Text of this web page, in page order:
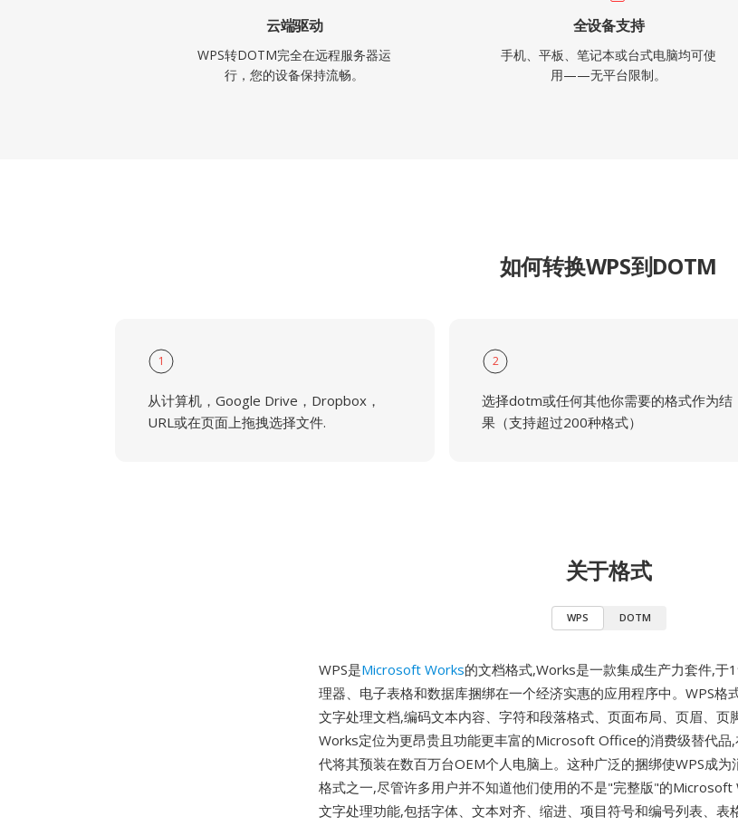
云端驱动
WPS转DOTM完全在远程服务器运
行，您的设备保持流畅。
全设备支持
手机、平板、笔记本或台式电脑均可使
用——无平台限制。
如何转换WPS到DOTM
1
从计算机，Google Drive，Dropbox，
URL或在页面上拖拽选择文件.
2
选择dotm或任何其他你需要的格式作为结
果（支持超过200种格式）
关于格式
WPS DOTM
WPS是Microsoft Works的文档格式,Works是一款集成生产力套件,于
理器、电子表格和数据库捆绑在一个经济实惠的应用程序中。WPS格
文字处理文档,编码文本内容、字符和段落格式、页面布局、页眉、
Works定位为更昂贵且功能更丰富的Microsoft Office的消费级替代
代将其预装在数百万台OEM个人电脑上。这种广泛的捆绑使WPS成为
格式之一,尽管许多用户并不知道他们使用的不是"完整版"的
文字处理功能,包括字体、文本对齐、缩进、项目符号和编号列表、表